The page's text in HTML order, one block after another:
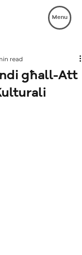
Menu
għall-Att
read